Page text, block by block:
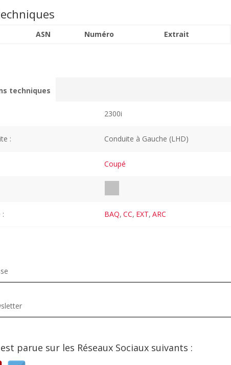
ASN Numéro Extrait
techniques
2300i
: Conduite à Gauche (LHD)
Coupé
: BAQ, CC, EXT, ARC
parue sur les Réseaux Sociaux suivants :